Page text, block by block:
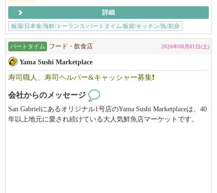
詳細
板場/日本食/海鮮/トーランス/パートタイム/板前/キッチン/魚/刺身
パートタイム フード・飲食店 2026年08月01日(土)
Yama Sushi Marketplace
寿司職人、寿司ヘルパー&キャッシャー募集❗️
会社からのメッセージ
San Gabrielにあるオリジナル1号店のYama Sushi Marketplaceは、40
年以上地元に愛され続けている大人気鮮魚店マーケットです。